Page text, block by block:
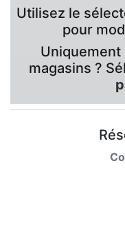
Utilisez le
pour
magasins ?